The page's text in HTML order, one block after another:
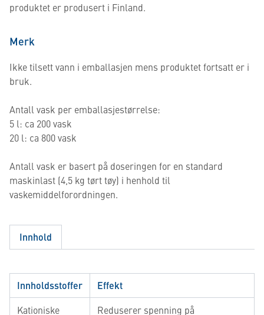
produktet er produsert i Finland.
Merk
Ikke tilsett vann i emballasjen mens produktet fortsatt er i
bruk.
Antall vask per emballasjestørrelse:
5 l: ca 200 vask
20 l: ca 800 vask
Antall vask er basert på doseringen for en standard
maskinlast (4,5 kg tørt tøy) i henhold til
vaskemiddelforordningen.
Innhold
Innholdsstoffer Effekt
Kationiske
Reduserer spenning på